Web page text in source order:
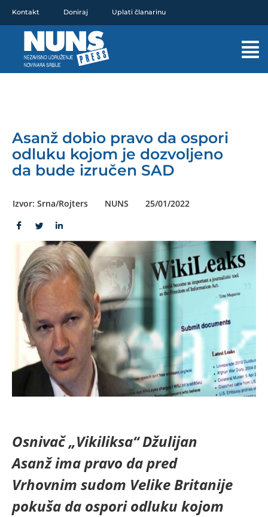
sadržaj
Kontakt Doniraj Uplati članarinu
Asanž dobio pravo da ospori
odluku kojom je dozvoljeno
da bude izručen SAD
Izvor: Srna/Rojters NUNS 25/01/2022
Osnivač „Vikiliksa“ Džulijan
Asanž ima pravo da pred
Vrhovnim sudom Velike Britanije
pokuša da ospori odluku kojom